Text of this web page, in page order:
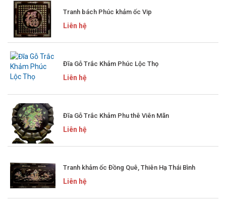
Tranh bách Phúc khảm ốc Vip
Liên hệ
Đĩa Gỗ Trắc Khảm Phúc Lộc Thọ
Liên hệ
Đĩa Gỗ Trắc Khảm Phu thê Viên Mãn
Liên hệ
Tranh khảm ốc Đồng Quê, Thiên Hạ Thái Bình
Liên hệ